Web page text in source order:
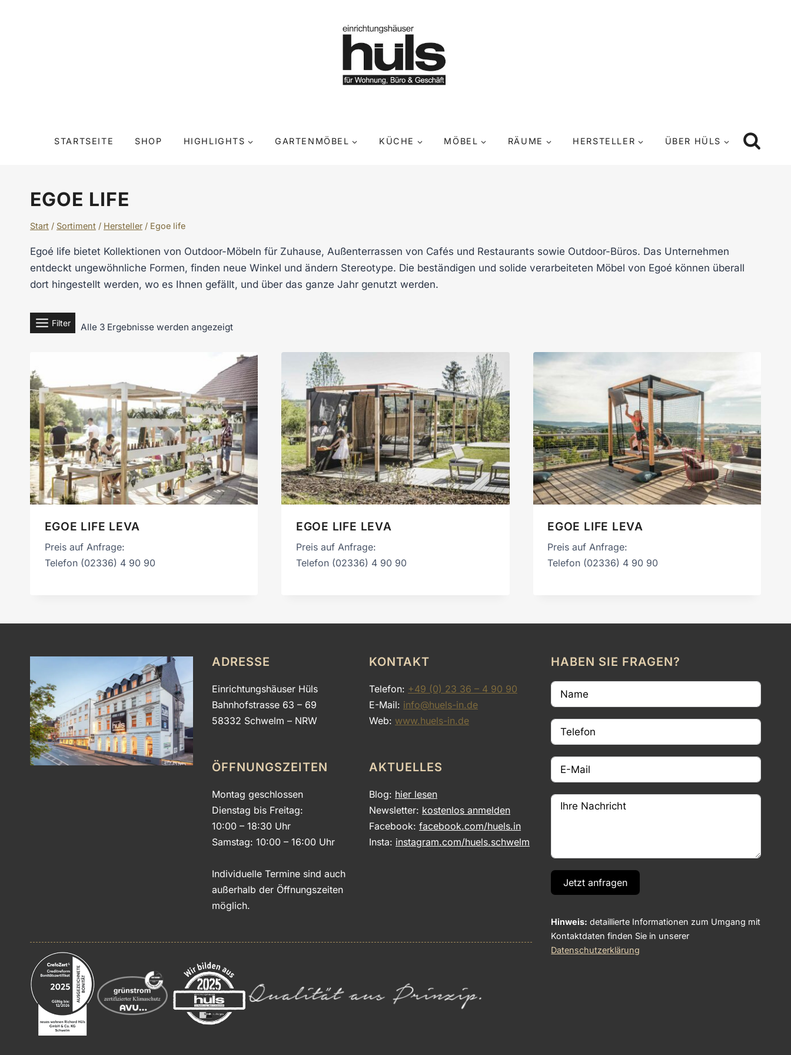
STARTSEITE SHOP HIGHLIGHTS GARTENMÖBEL KÜCHE MÖBEL RÄUME HERSTELLER ÜBER HÜLS
EGOE LIFE
Start / Sortiment / Hersteller / Egoe life
Egoé life bietet Kollektionen von Outdoor-Möbeln für Zuhause, Außenterrassen von Cafés und Restaurants sowie Outdoor-Büros. Das Unternehmen
entdeckt ungewöhnliche Formen, finden neue Winkel und ändern Stereotype. Die beständigen und solide verarbeiteten Möbel von Egoé können überall
dort hingestellt werden, wo es Ihnen gefällt, und über das ganze Jahr genutzt werden.
Filter Alle 3 Ergebnisse werden angezeigt
EGOE LIFE LEVA
Preis auf Anfrage:
Telefon (02336) 4 90 90
EGOE LIFE LEVA
Preis auf Anfrage:
Telefon (02336) 4 90 90
EGOE LIFE LEVA
Preis auf Anfrage:
Telefon (02336) 4 90 90
ADRESSE
Einrichtungshäuser Hüls
Bahnhofstrasse 63 – 69
58332 Schwelm – NRW
ÖFFNUNGSZEITEN
Montag geschlossen
Dienstag bis Freitag:
10:00 – 18:30 Uhr
Samstag: 10:00 – 16:00 Uhr
Individuelle Termine sind auch
außerhalb der Öffnungszeiten
möglich.
KONTAKT
Telefon: +49 (0) 23 36 – 4 90 90
E-Mail: info@huels-in.de
Web: www.huels-in.de
AKTUELLES
Blog: hier lesen
Newsletter: kostenlos anmelden
Facebook:facebook.com/huels.in
Insta: instagram.com/huels.schwelm
HABEN SIE FRAGEN?
Jetzt anfragen
Hinweis: detaillierte Informationen zum Umgang mit
Kontaktdaten finden Sie in unserer
Datenschutzerklärung